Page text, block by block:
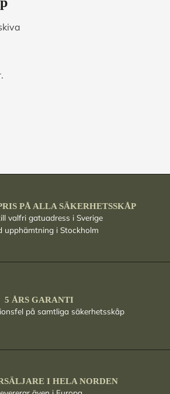
PÅ ALLA SÄKERHETSSKÅP
valfri gatuadress i Sverige
upphämtning i Stockholm
5 ÅRS GARANTI
på samtliga säkerhetsskåp
I HELA NORDEN